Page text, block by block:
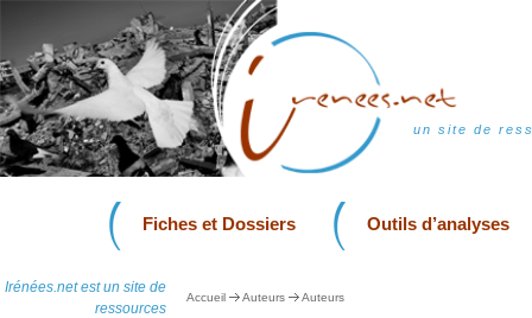
un site de
Fiches et Dossiers Outils d’analyses
Irénées.net est un site de
ressources
Accueil Auteurs Auteurs